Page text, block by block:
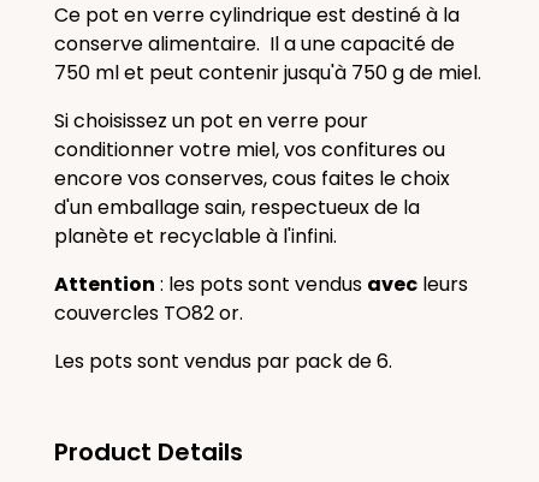
Ce pot en verre cylindrique est destiné à la
conserve alimentaire. Il a unecapacité de
750 ml et peut contenir jusqu'à 750 g de miel.
Si choisissez un pot en verre pour
conditionner votre miel, vos confitures ou
encore vos conserves, cous faites le choix
d'un emballage sain, respectueux de la
planète et recyclable à l'infini.
Attention : les pots sont vendus avec leurs
couvercles TO82 or.
Les pots sont vendus par pack de 6.
Product Details